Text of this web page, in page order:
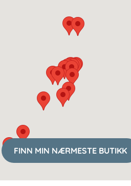
FINN MIN NÆRMESTE BUTIKK